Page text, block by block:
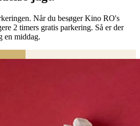
Når du besøger Kino RO's
2 timers gratis parkering. Så er der
en middag.